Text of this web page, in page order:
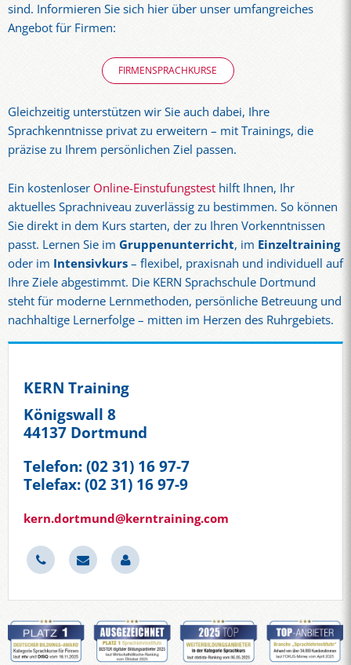
sind. Informieren Sie sich hier über unser umfangreiches
Angebot für Firmen:
FIRMENSPRACHKURSE
Gleichzeitig unterstützen wir Sie auch dabei, Ihre
Sprachkenntnisse privat zu erweitern – mit Trainings, die
präzise zu Ihrem persönlichen Ziel passen.
Ein kostenloser Online-Einstufungstest hilft Ihnen, Ihr
aktuelles Sprachniveau zuverlässig zu bestimmen. So können
Sie direkt in dem Kurs starten, der zu Ihren Vorkenntnissen
passt. Lernen Sie im Gruppenunterricht, im Einzeltraining
oder im Intensivkurs– flexibel, praxisnah und individuell auf
Ihre Ziele abgestimmt. Die KERN Sprachschule Dortmund
steht für moderne Lernmethoden, persönliche Betreuung und
nachhaltige Lernerfolge – mitten im Herzen des Ruhrgebiets.
KERN Training
Königswall 8
44137 Dortmund
Telefon: (02 31) 16 97-7
Telefax: (02 31) 16 97-9
kern.dortmund@kerntraining.com